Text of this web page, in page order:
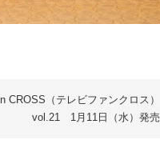
CROSS（テレビファンクロス）
vol.21 1月11日（水）発売